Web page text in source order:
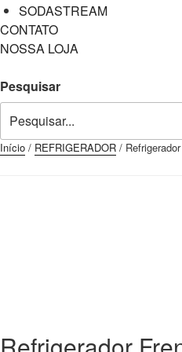
SODASTREAM
CONTATO
NOSSA LOJA
Pesquisar
Início / REFRIGERADOR /